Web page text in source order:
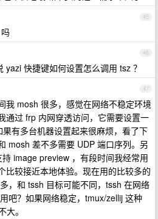
45
46
yazi 快捷键如何设置怎么调用 tsz ？
47
我 mosh 很多，感觉在网络不稳定环境
通过 frp 内网穿透访问，它需要设置一
有多台机器设置起来很麻烦，看了下
mosh 差不多需要 UDP 端口序列。另
image preview ，有段时间我经常用
比较接近本地体验。现在用的比较多的
，和 tssh 目标可能不同，tssh 在网络
吧？如果网络稳定，tmux/zellij 这种
。